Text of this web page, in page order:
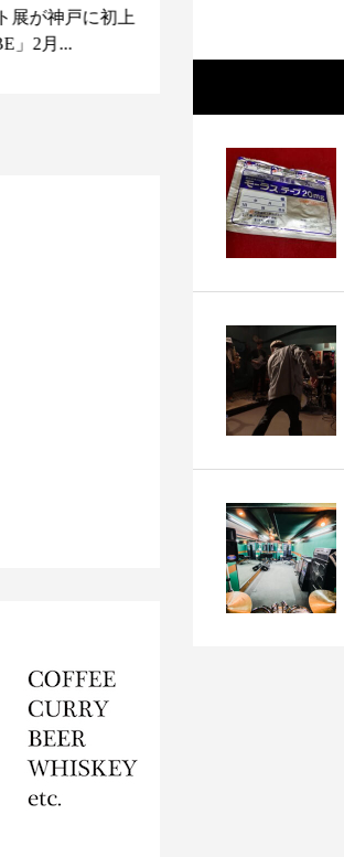
戸に初上
...
映画レビュー ～